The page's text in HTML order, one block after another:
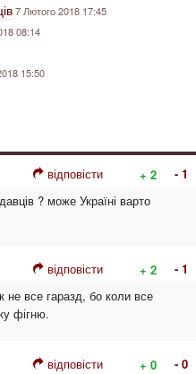
7 Лютого 2018 17:45
08:14
15:50
відповісти + 2
- 1
? може Україні варто
відповісти + 2
- 1
не все гаразд, бо коли все
фігню.
відповісти + 0
- 0